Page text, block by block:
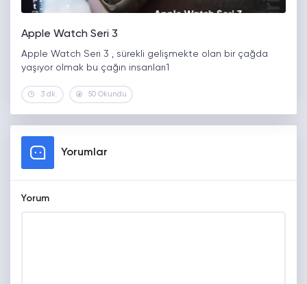
Apple Watch Seri 3
Apple Watch Seri 3 , sürekli gelişmekte olan bir çağda
yaşıyor olmak bu çağın insanları1
3 dk. 50 Okundu
Yorumlar
Yorum